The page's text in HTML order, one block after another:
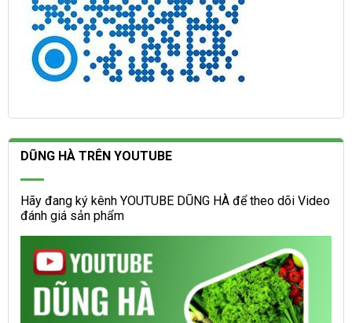
DŨNG HÀ TRÊN YOUTUBE
Hãy đang ký kênh YOUTUBE DŨNG HÀ để theo dõi Video
đánh giá sản phẩm